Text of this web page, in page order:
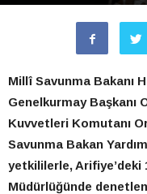
Millî Savunma Bakanı
Genelkurmay Başkanı
Kuvvetleri Komutanı
Savunma Bakan
yetkililerle, Arifiye’deki
Müdürlüğünde